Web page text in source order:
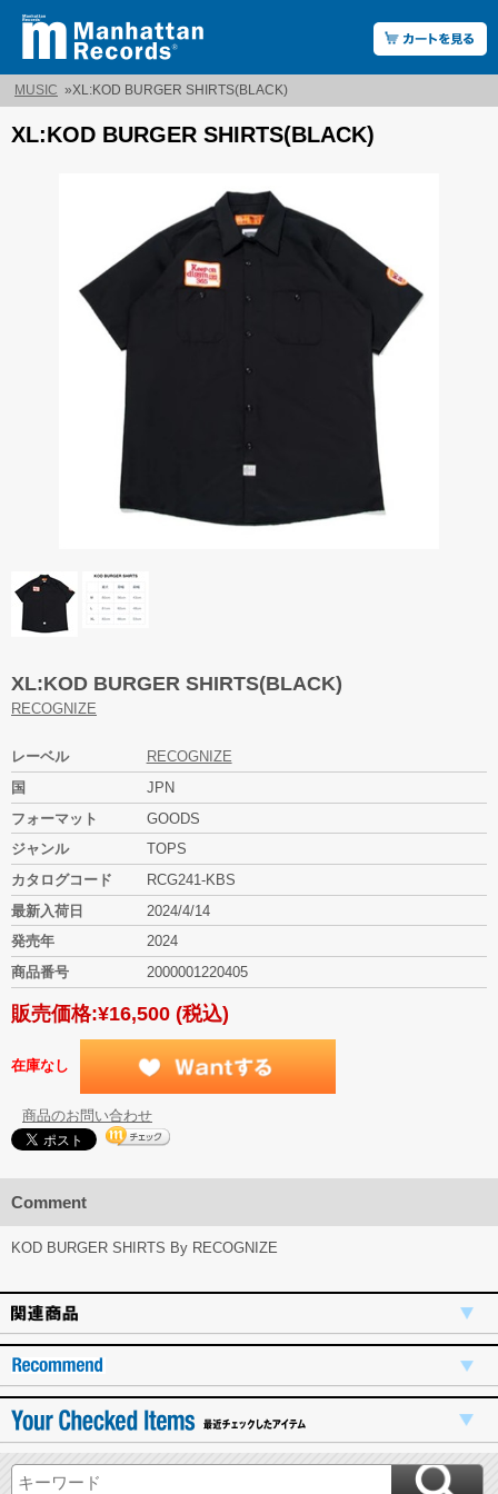
MUSIC »XL:KOD BURGER SHIRTS(BLACK)
XL:KOD BURGER SHIRTS(BLACK)
XL:KOD BURGER SHIRTS(BLACK)
RECOGNIZE
レーベル
RECOGNIZE
国
JPN
フォーマット
GOODS
ジャンル
TOPS
カタログコード
RCG241-KBS
最新入荷日
2024/4/14
発売年
2024
商品番号
2000001220405
販売価格:¥16,500 (税込)
在庫なし
商品のお問い合わせ
Comment
KOD BURGER SHIRTS By RECOGNIZE